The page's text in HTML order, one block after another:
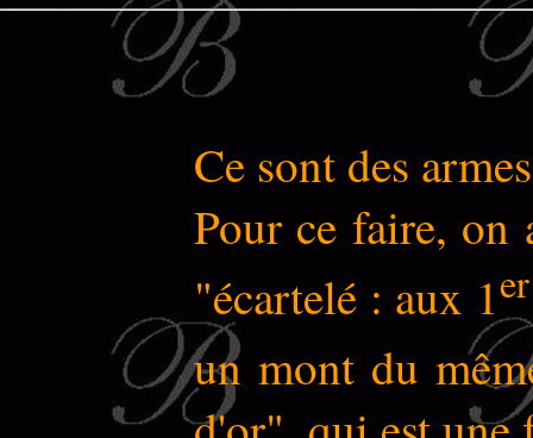
Ce sont des
Pour ce faire, on
"écartelé : aux 1er
un mont du